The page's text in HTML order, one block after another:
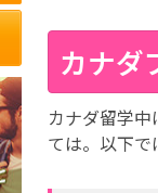
カナダ
カナダ留学
ては。以下で